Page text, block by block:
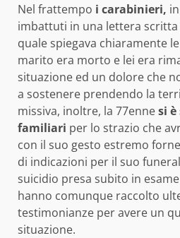
Nel frattempo i carabinieri,
imbattuti in una lettera
quale spiegava chiaramente
marito era morto e lei era
situazione ed un dolore che
a sostenere prendendo la
missiva, inoltre, la 77ennesi
familiari per lo strazio che
con il suo gesto estremo
di indicazioni per il suo
suicidio presa subito in
hanno comunque raccolto
testimonianze per avere un
situazione.